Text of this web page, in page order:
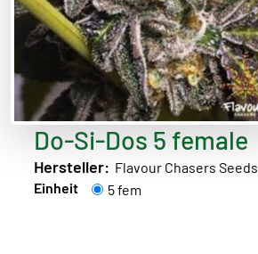
Do-Si-Dos 5 female
Hersteller: Flavour Chasers Seeds
Einheit
5 fem